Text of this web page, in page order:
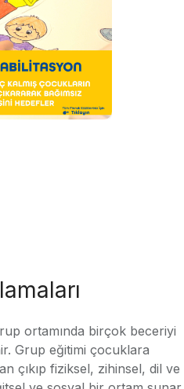
ortamında birçok beceriyi
Grup eğitimi çocuklara
çıkıp fiziksel, zihinsel, dil ve